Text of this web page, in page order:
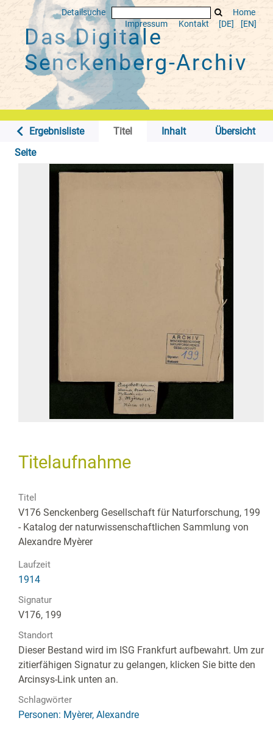
Detailsuche
Home
Impressum
Kontakt [DE] [EN]
Das Digitale
Senckenberg-Archiv
Ergebnisliste Titel Inhalt
Übersicht
Seite
Titelaufnahme
Titel
V176 Senckenberg Gesellschaft für Naturforschung, 199
- Katalog der naturwissenschaftlichen Sammlung von
Alexandre Myèrer
Laufzeit
1914
Signatur
V176, 199
Standort
Dieser Bestand wird im ISG Frankfurt aufbewahrt. Um zur
zitierfähigen Signatur zu gelangen, klicken Sie bitte den
Arcinsys-Link unten an.
Schlagwörter
Personen: Myèrer, Alexandre